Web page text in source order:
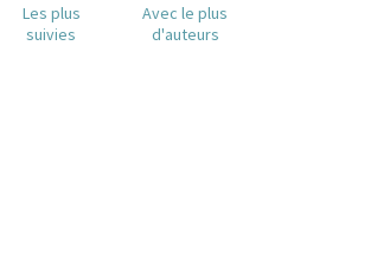
Les plus
suivies
Avec le plus
d'auteurs